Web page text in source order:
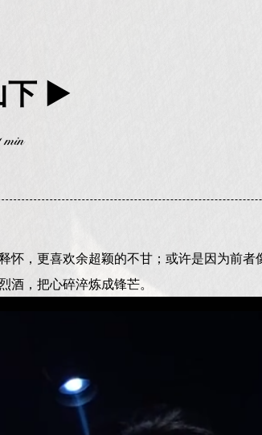
下 ▶
min
怀，更喜欢余超颖的不甘；或许是因为前
酒，把心碎淬炼成锋芒。